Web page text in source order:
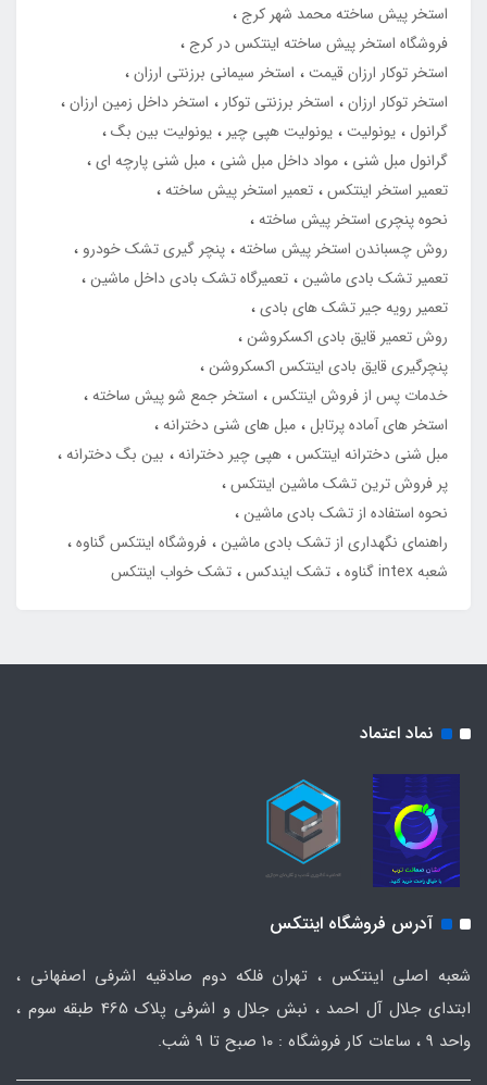
استخر پیش ساخته محمد شهر کرج
فروشگاه استخر پیش ساخته اینتکس در کرج
استخر توکار ارزان قیمت
استخر سیمانی برزنتی ارزان
استخر توکار ارزان
استخر برزنتی توکار
استخر داخل زمین ارزان
گرانول یونولیت یونولیت هپی چیر
یونولیت بین بگ
گرانول مبل شنی
مواد داخل مبل شنی
مبل شنی پارچه ای
تعمیر استخر اینتکس تعمیر استخر پیش ساخته
نحوه پنچری استخر پیش ساخته
روش چسباندن استخر پیش ساخته پنچر گیری تشک خودرو
تعمیر تشک بادی ماشین تعمیرگاه تشک بادی داخل ماشین
تعمیر رویه جیر تشک های بادی
روش تعمیر قایق بادی اکسکروشن
پنچرگیری قایق بادی اینتکس اکسکروشن
خدمات پس از فروش اینتکس
استخر جمع شو پیش ساخته
استخر های آماده پرتابل مبل های شنی دخترانه
مبل شنی دخترانه اینتکس هپی چیر دخترانه
بین بگ دخترانه
پر فروش ترین تشک ماشین اینتکس
نحوه استفاده از تشک بادی ماشین
راهنمای نگهداری از تشک بادی ماشین فروشگاه اینتکس گناوه
شعبه intex گناوه
تشک ایندکس تشک خواب اینتکس
نماد اعتماد
آدرس فروشگاه اینتکس
شعبه اصلی اینتکس ، تهران فلکه دوم صادقیه اشرفی اصفهانی ،
ابتدای جلال آل احمد ، نبش جلال و اشرفی پلاک 465 طبقه سوم ،
واحد ۹ ، ساعات کار فروشگاه : ۱۰ صبح تا ۹ شب.